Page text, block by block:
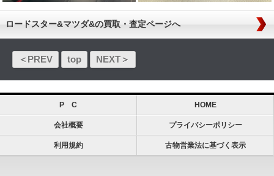
ロードスター&マツダ&の買取・査定ページへ
＜PREV top NEXT＞
P C HOME
会社概要 プライバシーポリシー
利用規約 古物営業法に基づく表示